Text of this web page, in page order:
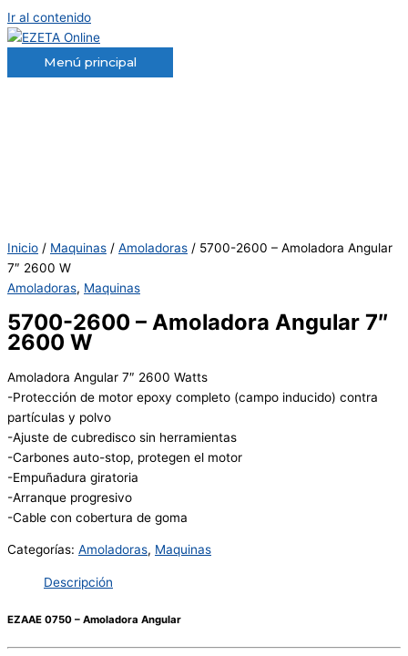
Ir al contenido
Menú principal
Inicio / Maquinas / Amoladoras / 5700-2600 – Amoladora Angular
7″ 2600 W
Amoladoras, Maquinas
5700-2600 – Amoladora Angular 7″
2600 W
Amoladora Angular 7″ 2600 Watts
-Protección de motor epoxy completo (campo inducido) contra
partículas y polvo
-Ajuste de cubredisco sin herramientas
-Carbones auto-stop, protegen el motor
-Empuñadura giratoria
-Arranque progresivo
-Cable con cobertura de goma
Categorías: Amoladoras, Maquinas
Descripción
EZAAE 0750 – Amoladora Angular